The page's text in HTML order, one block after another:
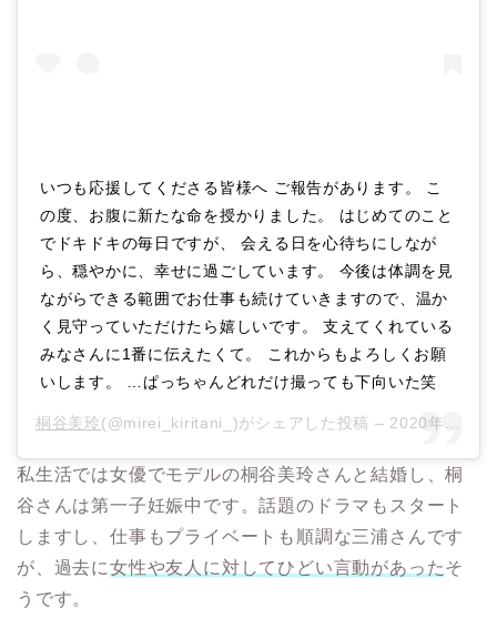
いつも応援してくださる皆様へ ご報告があります。 こ
の度、お腹に新たな命を授かりました。 はじめてのこと
でドキドキの毎日ですが、 会える日を心待ちにしなが
ら、穏やかに、幸せに過ごしています。 今後は体調を見
ながらできる範囲でお仕事も続けていきますので、温か
く見守っていただけたら嬉しいです。 支えてくれている
みなさんに1番に伝えたくて。 これからもよろしくお願
いします。 …ぱっちゃんどれだけ撮っても下向いた笑
桐谷美玲(@mirei_kiritani_)がシェアした投稿 – 2020年 2月月3日午前7時00分PST
私生活では女優でモデルの桐谷美玲さんと結婚し、桐
谷さんは第一子妊娠中です。話題のドラマもスタート
しますし、仕事もプライベートも順調な三浦さんです
が、過去に女性や友人に対してひどい言動があったそ
うです。